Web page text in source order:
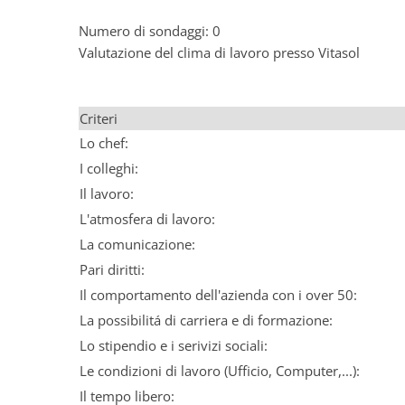
Numero di sondaggi: 0
Valutazione del clima di lavoro presso Vitasol
Criteri
Lo chef:
I colleghi:
Il lavoro:
L'atmosfera di lavoro:
La comunicazione:
Pari diritti:
Il comportamento dell'azienda con i over 50:
La possibilitá di carriera e di formazione:
Lo stipendio e i serivizi sociali:
Le condizioni di lavoro (Ufficio, Computer,...):
Il tempo libero: